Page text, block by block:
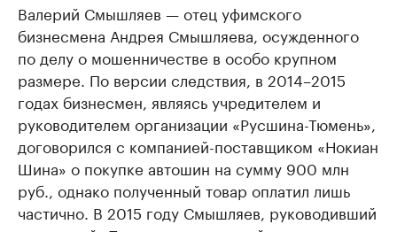
Валерий Смышляев — отец уфимского
бизнесмена Андрея Смышляева, осужденного
по делу о мошенничестве в особо крупном
размере. По версии следствия, в 2014–2015
годах бизнесмен, являясь учредителем и
руководителем организации «Русшина-Тюмень»,
договорился с компанией-поставщиком «Нокиан
Шина» о покупке автошин на сумму 900 млн
руб., однако полученный товар оплатил лишь
частично. В 2015 году Смышляев, руководивший